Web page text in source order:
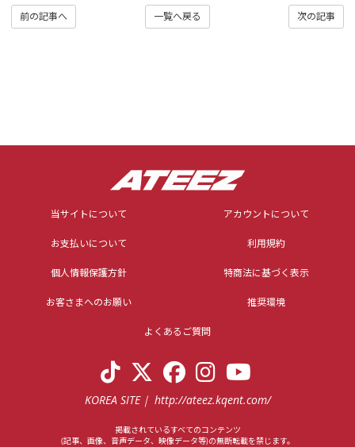
次の記事
一覧へ戻る
前の記事へ
当サイトについて アカウントについて
お支払いについて 利用規約
個人情報保護方針 特商法に基づく表示
お客さまへのお願い 推奨環境
よくあるご質問
KOREA SITE http://ateez.kqent.com/
掲載されているすべてのコンテンツ
(記事、画像、音声データ、映像データ等)の無断転載を禁じます。